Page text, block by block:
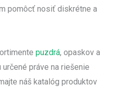
pomôcť nosiť diskrétne a
puzdrá, opaskov a
práve na riešenie
náš katalóg produktov